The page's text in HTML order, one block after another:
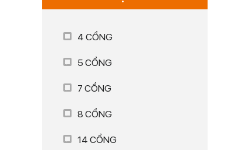
4 CỔNG
5 CỔNG
7 CỔNG
8 CỔNG
14 CỔNG